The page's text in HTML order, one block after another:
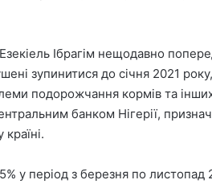
Езекіель Ібрагім нещодавно
зупинитися до січня 2021
подорожчання кормів та
банком Нігерії,
у період з березня по листопад